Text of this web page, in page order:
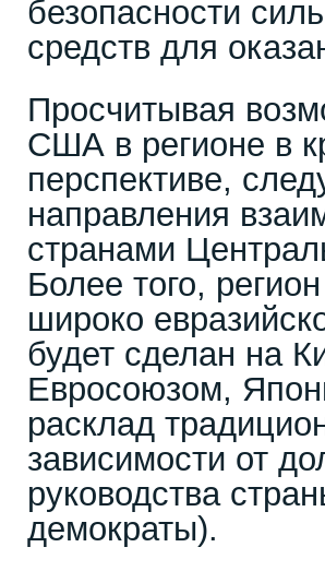
безопасности
средств для
Просчитывая
США в регионе в
перспективе,
направления
странами
Более того,
широко
будет сделан на
Евросоюзом,
расклад
зависимости от
руководства
демократы).